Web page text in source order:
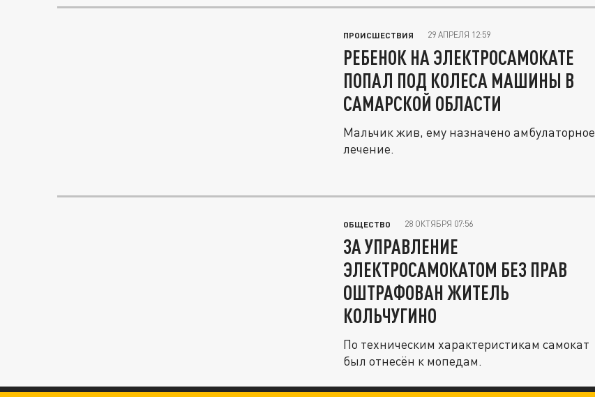
ПРОИСШЕСТВИЯ 29 АПРЕЛЯ 12:59
РЕБЕНОК НА ЭЛЕКТРОСАМОКАТЕ
ПОПАЛ ПОД КОЛЕСА МАШИНЫ В
САМАРСКОЙ ОБЛАСТИ
Мальчик жив, ему назначено амбулаторное
лечение.
ОБЩЕСТВО 28 ОКТЯБРЯ 07:56
ЗА УПРАВЛЕНИЕ
ЭЛЕКТРОСАМОКАТОМ БЕЗ ПРАВ
ОШТРАФОВАН ЖИТЕЛЬ
КОЛЬЧУГИНО
По техническим характеристикам самокат
был отнесён к мопедам.